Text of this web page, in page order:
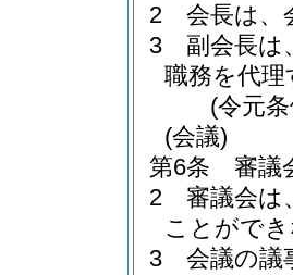
2
会長は、
3
副会長は
職務を代理
(令元
(会議)
第6条
審議
2
審議会は
ことがで
3
会議の議